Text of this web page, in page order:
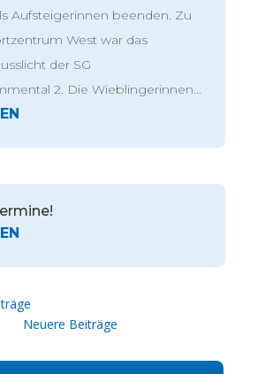
Aufsteigerinnen beenden. Zu
West war das
der SG
2. Die Wieblingerinnen...